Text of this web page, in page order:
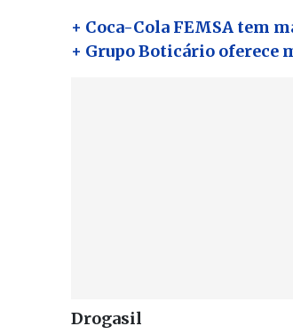
+ Coca-Cola FEMSA tem
+ Grupo Boticário oferece
Drogasil